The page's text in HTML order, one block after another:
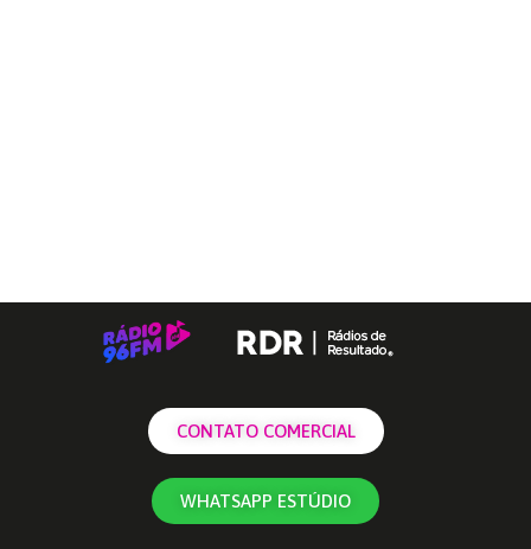
CONTATO COMERCIAL
WHATSAPP ESTÚDIO